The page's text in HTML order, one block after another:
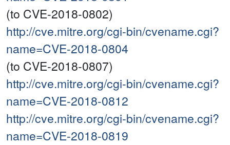
(to CVE-2018-0802)
http://cve.mitre.org/cgi-bin/cvename.cgi?
name=CVE-2018-0804
(to CVE-2018-0807)
http://cve.mitre.org/cgi-bin/cvename.cgi?
name=CVE-2018-0812
http://cve.mitre.org/cgi-bin/cvename.cgi?
name=CVE-2018-0819